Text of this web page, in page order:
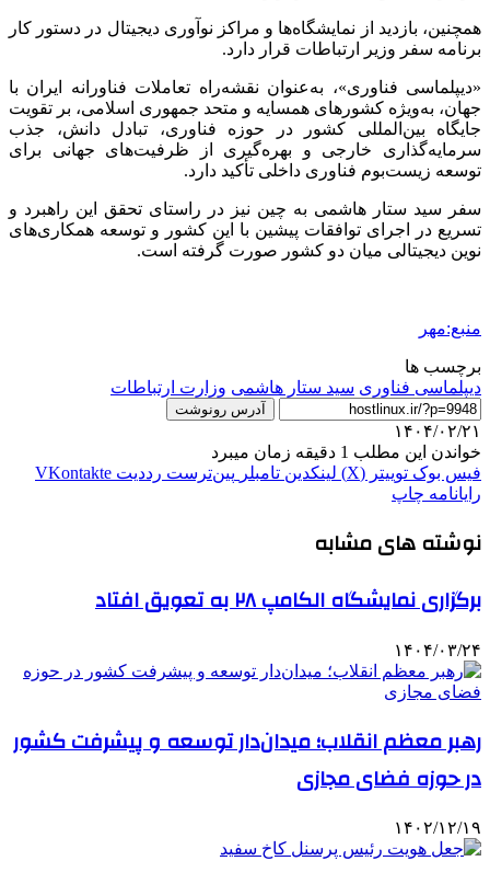
همچنین، بازدید از نمایشگاه‌ها و مراکز نوآوری دیجیتال در دستور کار
برنامه سفر وزیر ارتباطات قرار دارد.
«دیپلماسی فناوری»، به‌عنوان نقشه‌راه تعاملات فناورانه ایران با
جهان، به‌ویژه کشورهای همسایه و متحد جمهوری اسلامی، بر تقویت
جایگاه بین‌المللی کشور در حوزه فناوری، تبادل دانش، جذب
سرمایه‌گذاری خارجی و بهره‌گیری از ظرفیت‌های جهانی برای
توسعه زیست‌بوم فناوری داخلی تأکید دارد.
سفر سید ستار هاشمی به چین نیز در راستای تحقق این راهبرد و
تسریع در اجرای توافقات پیشین با این کشور و توسعه همکاری‌های
نوین دیجیتالی میان دو کشور صورت گرفته است.
منبع:مهر
برچسب ها
دیپلماسی فناوری سید ستار هاشمی وزارت ارتباطات
آدرس رونوشت
۱۴۰۴/۰۲/۲۱
خواندن این مطلب 1 دقیقه زمان میبرد
فیس بوک توییتر (X) لینکدین ‫تامبلر ‫پین‌ترست ‫رددیت ‫VKontakte
رایانامه چاپ
نوشته های مشابه
برگزاری نمایشگاه الکامپ ۲۸ به تعویق افتاد
۱۴۰۴/۰۳/۲۴
رهبر معظم انقلاب؛ میدان‌دار توسعه و پیشرفت کشور
در حوزه فضای مجازی
۱۴۰۲/۱۲/۱۹